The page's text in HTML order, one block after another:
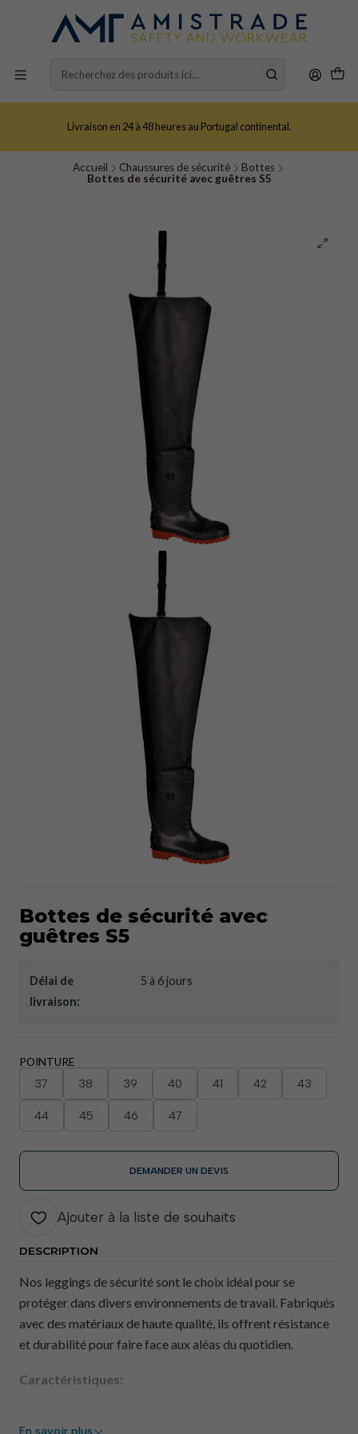
Livraison en 24 à 48 heures au Portugal continental.
Accueil Chaussures de sécurité
Bottes
Bottes de sécurité avec guêtres S5
Bottes de sécurité avec
guêtres S5
Délai de
livraison:
5 à 6 jours
POINTURE
37 38 39 40 41 42 43
44 45 46 47
DEMANDER UN DEVIS
Ajouter à la liste de souhaits
DESCRIPTION
Nos leggings de sécurité sont le choix idéal pour se
protéger dans divers environnements de travail. Fabriqués
avec des matériaux de haute qualité, ils offrent résistance
et durabilité pour faire face aux aléas du quotidien.
Caractéristiques:
En savoir plus